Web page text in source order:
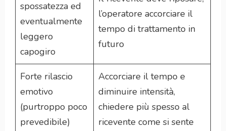
spossatezza ed
eventualmente
leggero
capogiro
l’operatore accorciare il
tempo di trattamento in
futuro
Forte rilascio
emotivo
(purtroppo poco
prevedibile)
Accorciare il tempo e
diminuire intensità,
chiedere più spesso al
ricevente come si sente